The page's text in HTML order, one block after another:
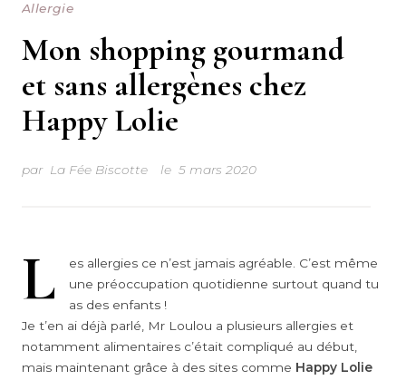
Allergie
Mon shopping gourmand
et sans allergènes chez
Happy Lolie
par La Fée Biscotte le 5 mars 2020
L
es allergies ce n’est jamais agréable. C’est même
une préoccupation quotidienne surtout quand tu
as des enfants !
Je t’en ai déjà parlé, Mr Loulou a plusieurs allergies et
notamment alimentaires c’était compliqué au début,
mais maintenant grâce à des sites comme Happy Lolie